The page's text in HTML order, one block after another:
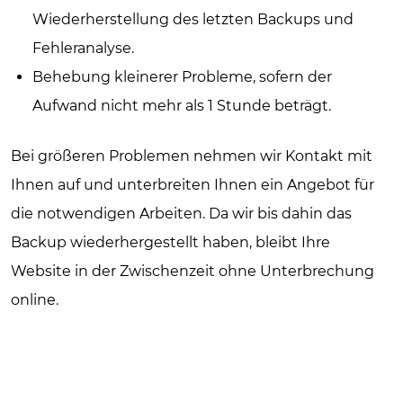
Wiederherstellung des letzten Backups und
Fehleranalyse.
Behebung kleinerer Probleme, sofern der
Aufwand nicht mehr als 1 Stunde beträgt.
Bei größeren Problemen nehmen wir Kontakt mit
Ihnen auf und unterbreiten Ihnen ein Angebot für
die notwendigen Arbeiten. Da wir bis dahin das
Backup wiederhergestellt haben, bleibt Ihre
Website in der Zwischenzeit ohne Unterbrechung
online.